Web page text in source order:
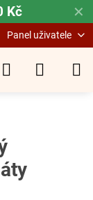
✕
Kč
Panel uživatele